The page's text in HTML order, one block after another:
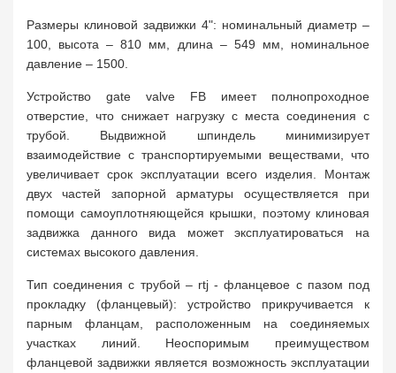
Размеры клиновой задвижки 4": номинальный диаметр –
100, высота – 810 мм, длина – 549 мм, номинальное
давление – 1500.
Устройство gate valve FB имеет полнопроходное
отверстие, что снижает нагрузку с места соединения с
трубой. Выдвижной шпиндель минимизирует
взаимодействие с транспортируемыми веществами, что
увеличивает срок эксплуатации всего изделия. Монтаж
двух частей запорной арматуры осуществляется при
помощи самоуплотняющейся крышки, поэтому клиновая
задвижка данного вида может эксплуатироваться на
системах высокого давления.
Тип соединения с трубой – rtj - фланцевое с пазом под
прокладку (фланцевый): устройство прикручивается к
парным фланцам, расположенным на соединяемых
участках линий. Неоспоримым преимуществом
фланцевой задвижки является возможность эксплуатации